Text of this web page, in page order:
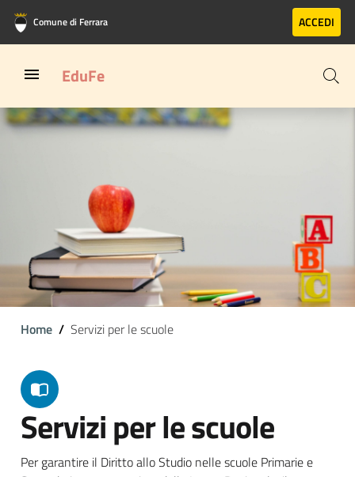
Vai al contenuto principale
Vai al footer
Comune di Ferrara ACCEDI
EduFe
Home Servizi per le scuole
Servizi per le scuole
Per garantire il Diritto allo Studio nelle scuole Primarie e